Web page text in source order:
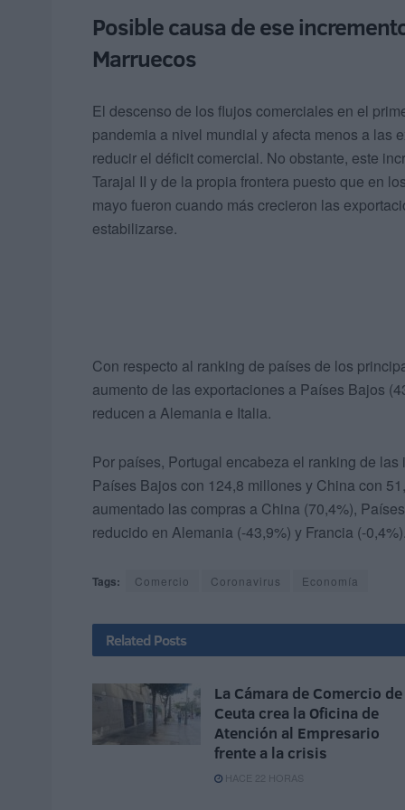
Posible causa de ese
Marruecos
El descenso de los flujos comerciales en el
pandemia a nivel mundial y afecta menos a las
reducir el déficit comercial. No obstante, este
Tarajal II y de la propia frontera puesto que en
mayo fueron cuando más crecieron las
estabilizarse.
Con respecto al ranking de países de los
aumento de las exportaciones a Países Bajos
reducen a Alemania e Italia.
Por países, Portugal encabeza el ranking de
Países Bajos con 124,8 millones y China con
aumentado las compras a China (70,4%),
reducido en Alemania (-43,9%) y Francia (-0,4%).
Tags: Comercio Coronavirus Economía
Related Posts
La Cámara de Comercio de
Ceuta crea la Oficina de
Atención al Empresario
frente a la crisis
HACE 22 HORAS